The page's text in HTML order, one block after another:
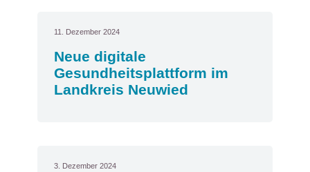
11. Dezember 2024
Neue digitale
Gesundheitsplattform im
Landkreis Neuwied
3. Dezember 2024